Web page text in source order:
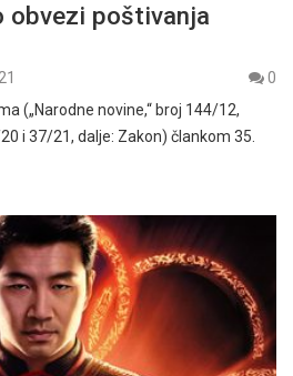
obvezi poštivanja
0
(„Narodne novine,“ broj 144/12,
i 37/21, dalje: Zakon) člankom 35.